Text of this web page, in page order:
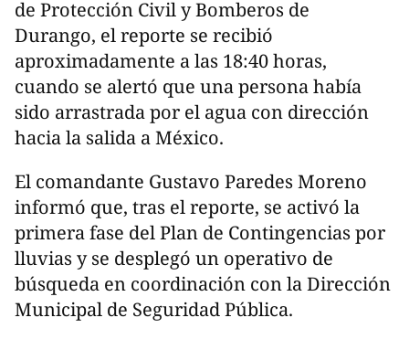
de Protección Civil y Bomberos de
Durango, el reporte se recibió
aproximadamente a las 18:40 horas,
cuando se alertó que una persona había
sido arrastrada por el agua con dirección
hacia la salida a México.
El comandante Gustavo Paredes Moreno
informó que, tras el reporte, se activó la
primera fase del Plan de Contingencias por
lluvias y se desplegó un operativo de
búsqueda en coordinación con la Dirección
Municipal de Seguridad Pública.